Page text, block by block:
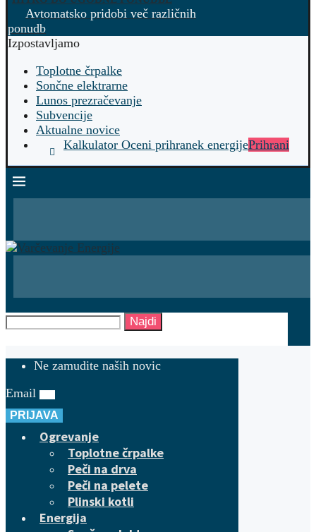
Avtomatsko pridobi več različnih
ponudb
Izpostavljamo
Toplotne črpalke
Sončne elektrarne
Lunos prezračevanje
Subvencije
Aktualne novice
Kalkulator Oceni prihranek energijePrihrani
Najdi
Ne zamudite naših novic
Email
PRIJAVA
Ogrevanje
Toplotne črpalke
Peči na drva
Peči na pelete
Plinski kotli
Energija